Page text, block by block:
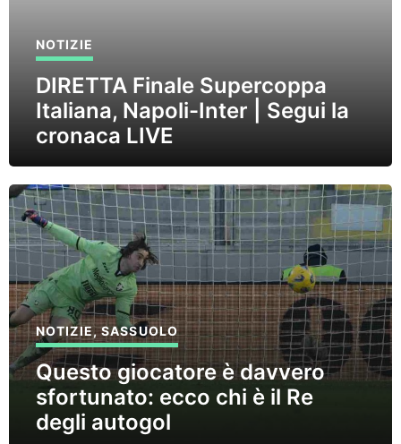
NOTIZIE
DIRETTA Finale Supercoppa
Italiana, Napoli-Inter | Segui la
cronaca LIVE
NOTIZIE,SASSUOLO
Questo giocatore è davvero
sfortunato: ecco chi è il Re
degli autogol